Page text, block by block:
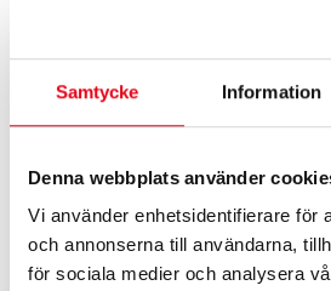
Samtycke Information
Denna webbplats använder
Vi använder enhetsidentifierare för
och annonserna till användarna,
för sociala medier och analysera